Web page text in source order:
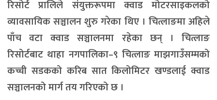
रिसोर्ट प्रालिले संयुक्तरूपमा क्वाड मोटरसाइकलको
व्यावसायिक सञ्चालन शुरु गरेका थिए । चित्लाङमा अहिले
पाँच वटा क्वाड सञ्चालनमा रहेका छन् । चित्लाङ
रिसोर्टबाट थाहा नगपालिका–९ चित्लाङ माझगाउँसम्मको
कच्ची सडकको करिब सात किलोमिटर खण्डलाई क्वाड
सञ्चालनको मार्ग तय गरिएको छ ।